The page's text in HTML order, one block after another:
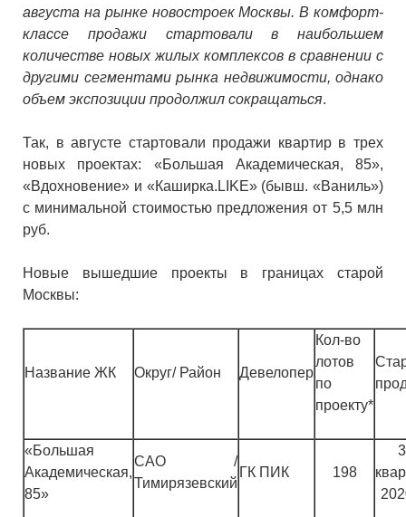
августа на рынке новостроек Москвы. В комфорт-
классе продажи стартовали в наибольшем
количестве новых жилых комплексов в сравнении с
другими сегментами рынка недвижимости, однако
объем экспозиции продолжил сокращаться.
Так, в августе стартовали продажи квартир в трех
новых проектах: «Большая Академическая, 85»,
«Вдохновение» и «Каширка.LIKE» (бывш. «Ваниль»)
с минимальной стоимостью предложения от 5,5 млн
руб.
Новые вышедшие проекты в границах старой
Москвы:
Название ЖК Округ/ Район Девелопер
Кол-во
лотов
по
проекту*
«Большая
Академическая,
85»
САО /
Тимирязевский
ГК ПИК 198
3